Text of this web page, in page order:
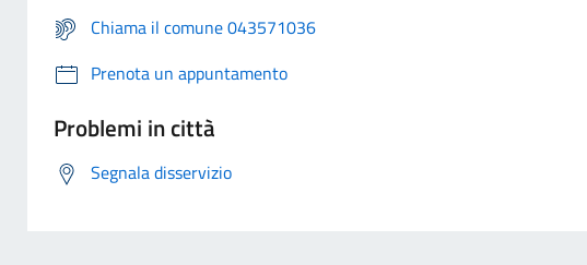
Chiama il comune 043571036
Prenota un appuntamento
Problemi in città
Segnala disservizio